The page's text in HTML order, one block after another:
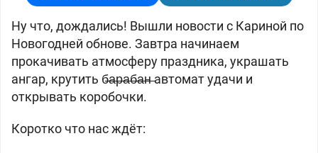
Ну что, дождались! Вышли новости с Кариной по
Новогодней обнове. Завтра начинаем
прокачивать атмосферу праздника, украшать
ангар, крутить б̶а̶р̶а̶б̶а̶н̶ автомат удачи и
открывать коробочки.
Коротко что нас ждёт: